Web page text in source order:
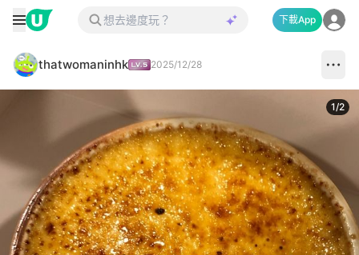
下載App
thatwomaninhk 2025/12/28
1/2